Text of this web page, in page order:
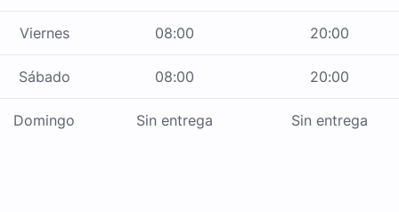
Viernes 08:00 20:00
Sábado 08:00 20:00
Domingo Sin entrega Sin entrega